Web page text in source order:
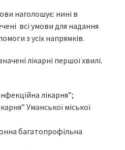
наголошує: нині в
всі умови для надання
з усіх напрямків.
лікарні першої хвилі.
лікарня”;
Уманської міської
багатопрофільна